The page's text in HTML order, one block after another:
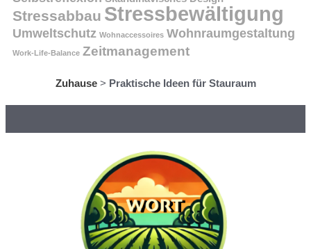
Stressabbau Stressbewältigung
Umweltschutz Wohnaccessoires Wohnraumgestaltung
Work-Life-Balance Zeitmanagement
Zuhause> Praktische Ideen für Stauraum